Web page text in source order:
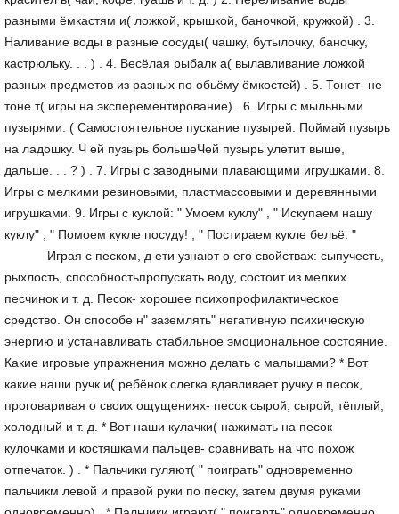
разными ёмкастям и( ложкой, крышкой, баночкой, кружкой) . 3.
Наливание воды в разные сосуды( чашку, бутылочку, баночку,
кастрюльку. . . ) . 4. Весёлая рыбалк а( вылавливание ложкой
разных предметов из разных по обьёму ёмкостей) . 5. Тонет- не
тоне т( игры на эксперементирование) . 6. Игры с мыльными
пузырями. ( Самостоятельное пускание пузырей. Поймай пузырь
на ладошку. Ч ей пузырь большеЧей пузырь улетит выше,
дальше. . . ? ) . 7. Игры с заводными плавающими игрушками. 8.
Игры с мелкими резиновыми, пластмассовыми и деревянными
игрушками. 9. Игры с куклой: " Умоем куклу" , " Искупаем нашу
куклу" , " Помоем кукле посуду! , " Постираем кукле бельё. "
Играя с песком, д ети узнают о его свойствах: сыпучесть,
рыхлость, способностьпропускать воду, состоит из мелких
песчинок и т. д. Песок- хорошее психопрофилактическое
средство. Он способе н" заземлять" негативную психическую
энергию и устанавливать стабильное эмоциональное состояние.
Какие игровые упражнения можно делать с малышами? * Вот
какие наши ручк и( ребёнок слегка вдавливает ручку в песок,
проговаривая о своих ощущениях- песок сырой, сырой, тёплый,
холодный и т. д. * Вот наши кулачки( нажимать на песок
кулочками и костяшками пальцев- сравнивать на что похож
отпечаток. ) . * Пальчики гуляют( " поиграть" одновременно
пальчикм левой и правой руки по песку, затем двумя руками